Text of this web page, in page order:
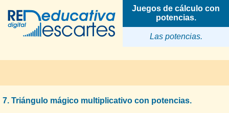
Juegos de cálculo con
potencias.
Las potencias.
7. Triángulo mágico multiplicativo con potencias.